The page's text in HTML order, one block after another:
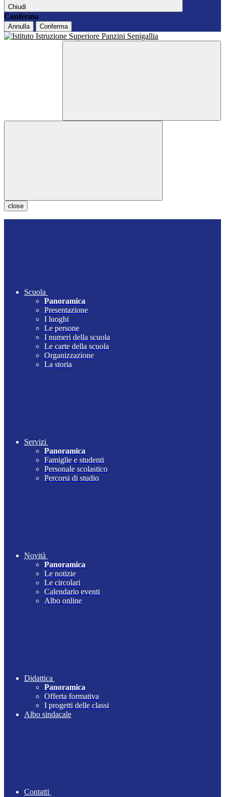
Chiudi
Conferma
Annulla Conferma
close
Scuola
Panoramica
Presentazione
I luoghi
Le persone
I numeri della scuola
Le carte della scuola
Organizzazione
La storia
Servizi
Panoramica
Famiglie e studenti
Personale scolastico
Percorsi di studio
Novità
Panoramica
Le notizie
Le circolari
Calendario eventi
Albo online
Didattica
Panoramica
Offerta formativa
I progetti delle classi
Albo sindacale
Contatti